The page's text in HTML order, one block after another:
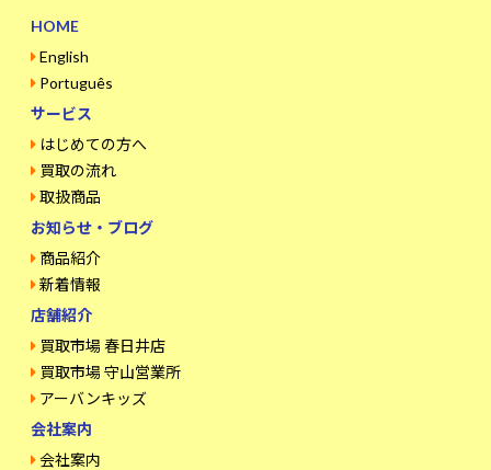
HOME
English
Português
サービス
はじめての方へ
買取の流れ
取扱商品
お知らせ・ブログ
商品紹介
新着情報
店舗紹介
買取市場 春日井店
買取市場 守山営業所
アーバンキッズ
会社案内
会社案内